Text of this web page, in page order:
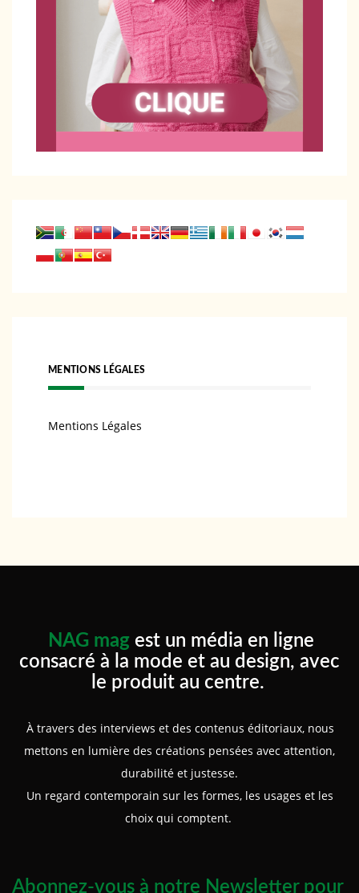
MENTIONS LÉGALES
Mentions Légales
NAG mag est un média en ligne
consacré à la mode et au design, avec
le produit au centre.
À travers des interviews et des contenus éditoriaux, nous
mettons en lumière des créations pensées avec attention,
durabilité et justesse.
Un regard contemporain sur les formes, les usages et les
choix qui comptent.
Abonnez-vous à notre Newsletter pour